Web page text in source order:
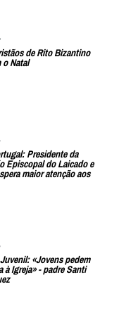
de Rito Bizantino
o Natal
Presidente da
Episcopal do Laicado e
maior atenção aos
«Jovens pedem
à Igreja» - padre Santi